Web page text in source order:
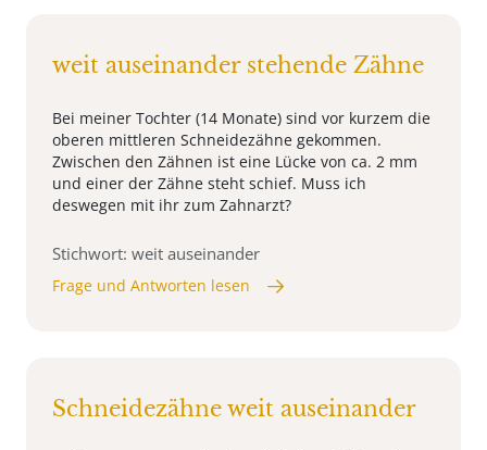
weit auseinander stehende Zähne
Bei meiner Tochter (14 Monate) sind vor kurzem die
oberen mittleren Schneidezähne gekommen.
Zwischen den Zähnen ist eine Lücke von ca. 2 mm
und einer der Zähne steht schief. Muss ich
deswegen mit ihr zum Zahnarzt?
Stichwort: weit auseinander
Frage und Antworten lesen
Schneidezähne weit auseinander